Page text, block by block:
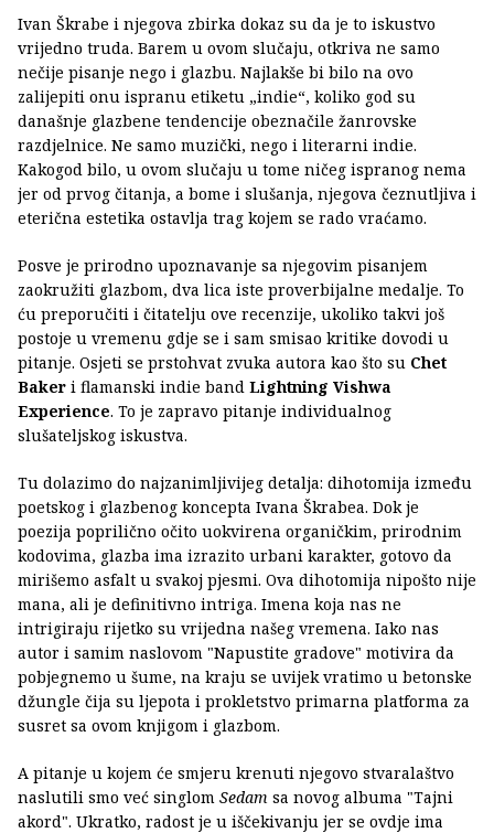
Ivan Škrabe i njegova zbirka dokaz su da je to iskustvo
vrijedno truda. Barem u ovom slučaju, otkriva ne samo
nečije pisanje nego i glazbu. Najlakše bi bilo na ovo
zalijepiti onu ispranu etiketu „indie“, koliko god su
današnje glazbene tendencije obeznačile žanrovske
razdjelnice. Ne samo muzički, nego i literarni indie.
Kakogod bilo, u ovom slučaju u tome ničeg ispranog nema
jer od prvog čitanja, a bome i slušanja, njegova čeznutljiva i
eterična estetika ostavlja trag kojem se rado vraćamo.
Posve je prirodno upoznavanje sa njegovim pisanjem
zaokružiti glazbom, dva lica iste proverbijalne medalje. To
ću preporučiti i čitatelju ove recenzije, ukoliko takvi još
postoje u vremenu gdje se i sam smisao kritike dovodi u
pitanje. Osjeti se prstohvat zvuka autora kao što su Chet
Baker i flamanski indie band Lightning Vishwa
Experience. To je zapravo pitanje individualnog
slušateljskog iskustva.
Tu dolazimo do najzanimljivijeg detalja: dihotomija između
poetskog i glazbenog koncepta Ivana Škrabea. Dok je
poezija poprilično očito uokvirena organičkim, prirodnim
kodovima, glazba ima izrazito urbani karakter, gotovo da
mirišemo asfalt u svakoj pjesmi. Ova dihotomija nipošto nije
mana, ali je definitivno intriga. Imena koja nas ne
intrigiraju rijetko su vrijedna našeg vremena. Iako nas
autor i samim naslovom "Napustite gradove" motivira da
pobjegnemo u šume, na kraju se uvijek vratimo u betonske
džungle čija su ljepota i prokletstvo primarna platforma za
susret sa ovom knjigom i glazbom.
A pitanje u kojem će smjeru krenuti njegovo stvaralaštvo
naslutili smo već singlom Sedam sa novog albuma "Tajni
akord". Ukratko, radost je u iščekivanju jer se ovdje ima